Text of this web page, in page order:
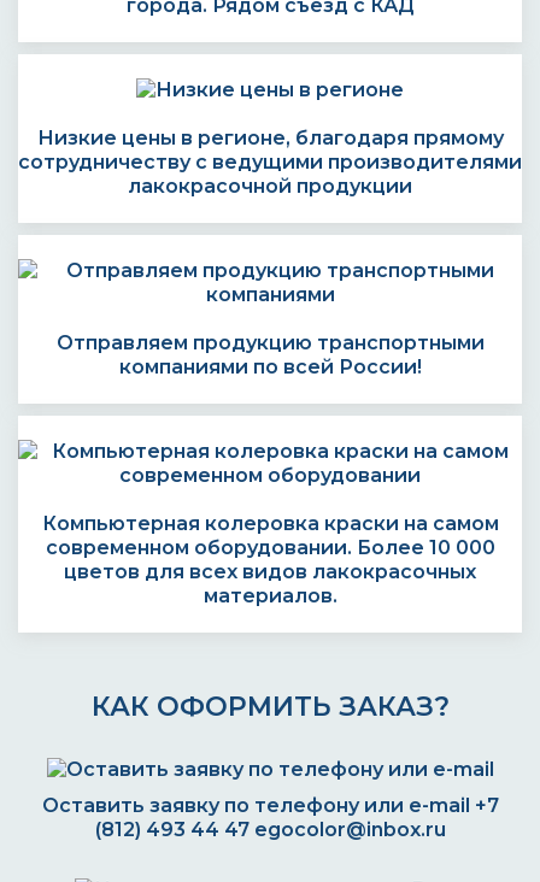
города. Рядом съезд с КАД
Низкие цены в регионе, благодаря прямому
сотрудничеству с ведущими производителями
лакокрасочной продукции
Отправляем продукцию транспортными
компаниями по всей России!
Компьютерная колеровка краски на самом
современном оборудовании. Более 10 000
цветов для всех видов лакокрасочных
материалов.
КАК ОФОРМИТЬ ЗАКАЗ?
Оставить заявку по телефону или e-mail +7
(812) 493 44 47 egocolor@inbox.ru